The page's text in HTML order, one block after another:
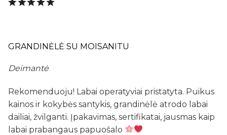
GRANDINĖLĖ SU MOISANITU
Deimantė
Rekomenduoju! Labai operatyviai pristatyta. Puikus
kainos ir kokybės santykis, grandinėlė atrodo labai
dailiai, žvilganti. Įpakavimas, sertifikatai, jausmas kaip
labai prabangaus papuošalo